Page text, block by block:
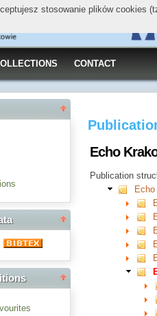
CONTACT
Echo
Publication
stosowanie plików